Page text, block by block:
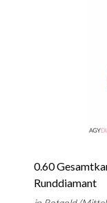
0.60
Runddiamant